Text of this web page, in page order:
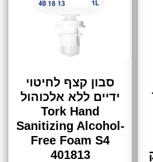
סבון קצף לחיטוי
ידיים ללא אלכוהול
Tork Hand
Sanitizing Alcohol-
Free Foam S4
401813